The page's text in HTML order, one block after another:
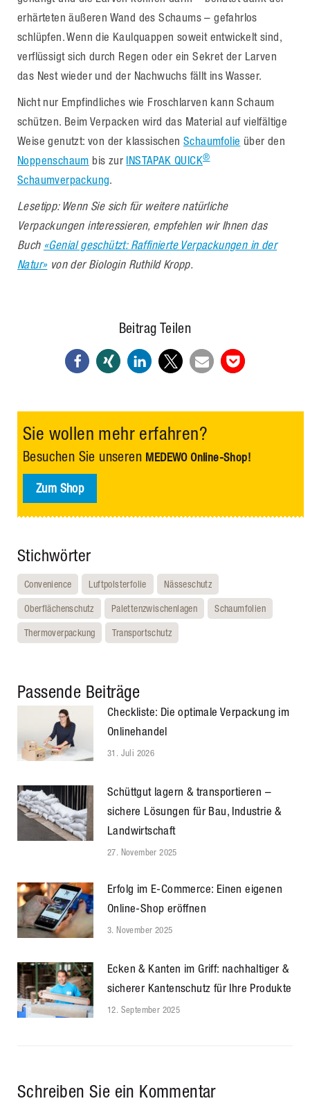
erhärteten äußeren Wand des Schaums – gefahrlos
schlüpfen. Wenn die Kaulquappen soweit entwickelt sind,
verflüssigt sich durch Regen oder ein Sekret der Larven
das Nest wieder und der Nachwuchs fällt ins Wasser.
Nicht nur Empfindliches wie Froschlarven kann Schaum
schützen. Beim Verpacken wird das Material auf vielfältige
Weise genutzt: von der klassischen Schaumfolie über den
Noppenschaum bis zur INSTAPAK QUICK®
Schaumverpackung.
Lesetipp: Wenn Sie sich für weitere natürliche
Verpackungen interessieren, empfehlen wir Ihnen das
Buch «Genial geschützt: Raffinierte Verpackungen in der
Natur» von der Biologin Ruthild Kropp.
Beitrag Teilen
Sie wollen mehr erfahren?
Besuchen Sie unseren MEDEWO Online-Shop!
Zum Shop
Stichwörter
Convenience Luftpolsterfolie Nässeschutz
Oberflächenschutz Palettenzwischenlagen Schaumfolien
Thermoverpackung Transportschutz
Passende Beiträge
Checkliste: Die optimale Verpackung im
Onlinehandel
31. Juli 2026
Schüttgut lagern & transportieren –
sichere Lösungen für Bau, Industrie &
Landwirtschaft
27. November 2025
Erfolg im E-Commerce: Einen eigenen
Online-Shop eröffnen
3. November 2025
Ecken & Kanten im Griff: nachhaltiger &
sicherer Kantenschutz für Ihre Produkte
12. September 2025
Schreiben Sie ein Kommentar